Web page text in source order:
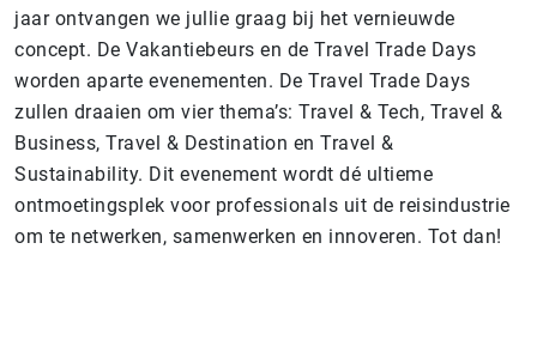
jaar ontvangen we jullie graag bij het vernieuwde
concept. De Vakantiebeurs en de Travel Trade Days
worden aparte evenementen. De Travel Trade Days
zullen draaien om vier thema’s: Travel & Tech, Travel &
Business, Travel & Destination en Travel &
Sustainability. Dit evenement wordt dé ultieme
ontmoetingsplek voor professionals uit de reisindustrie
om te netwerken, samenwerken en innoveren. Tot dan!